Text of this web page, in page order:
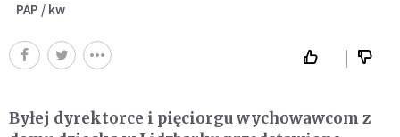
PAP / kw
Byłej dyrektorce i pięciorgu wychowawcom z